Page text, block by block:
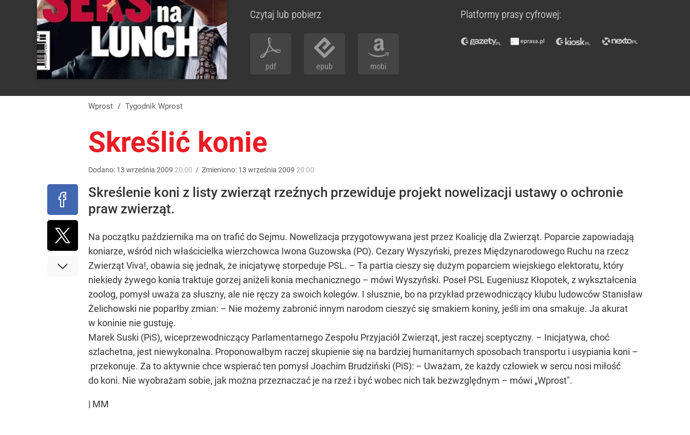
Czytaj lub pobierz
pdf epub mobi
Platformy prasy cyfrowej:
Wprost / Tygodnik Wprost
Skreślić konie
Dodano: 13 września 2009 20:00 / Zmieniono: 13 września 2009 20:00
Skreślenie koni z listy zwierząt rzeźnych przewiduje projekt nowelizacji ustawy o ochronie
praw zwierząt.
Na początku października ma on trafić do Sejmu. Nowelizacja przygotowywana jest przez Koalicję dla Zwierząt. Poparcie zapowiadają
koniarze, wśród nich właścicielka wierzchowca Iwona Guzowska (PO). Cezary Wyszyński, prezes Międzynarodowego Ruchu na rzecz
Zwierząt Viva!, obawia się jednak, że inicjatywę storpeduje PSL. – Ta partia cieszy się dużym poparciem wiejskiego elektoratu, który
niekiedy żywego konia traktuje gorzej aniżeli konia mechanicznego – mówi Wyszyński. Poseł PSL Eugeniusz Kłopotek, z wykształcenia
zoolog, pomysł uważa za słuszny, ale nie ręczy za swoich kolegów. I słusznie, bo na przykład przewodniczący klubu ludowców Stanisław
Żelichowski nie poparłby zmian: – Nie możemy zabronić innym narodom cieszyć się smakiem koniny, jeśli im ona smakuje. Ja akurat
w koninie nie gustuję.
Marek Suski (PiS), wiceprzewodniczący Parlamentarnego Zespołu Przyjaciół Zwierząt, jest raczej sceptyczny. – Inicjatywa, choć
szlachetna, jest niewykonalna. Proponowałbym raczej skupienie się na bardziej humanitarnych sposobach transportu i usypiania koni –
przekonuje. Za to aktywnie chce wspierać ten pomysł Joachim Brudziński (PiS): – Uważam, że każdy człowiek w sercu nosi miłość
do koni. Nie wyobrażam sobie, jak można przeznaczać je na rzeź i być wobec nich tak bezwzględnym – mówi „Wprost".
| MM